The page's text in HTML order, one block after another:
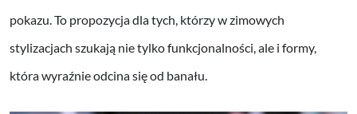
pokazu. To propozycja dla tych, którzy w zimowych
stylizacjach szukają nie tylko funkcjonalności, ale i formy,
która wyraźnie odcina się od banału.